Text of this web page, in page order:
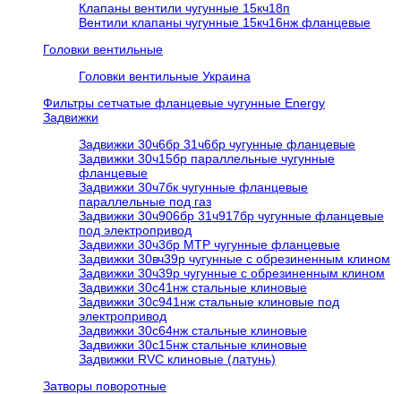
Клапаны вентили чугунные 15кч18п
Вентили клапаны чугунные 15кч16нж фланцевые
Головки вентильные
Головки вентильные Украина
Фильтры сетчатые фланцевые чугунные Energy
Задвижки
Задвижки 30ч6бр 31ч6бр чугунные фланцевые
Задвижки 30ч15бр параллельные чугунные
фланцевые
Задвижки 30ч7бк чугунные фланцевые
параллельные под газ
Задвижки 30ч906бр 31ч917бр чугунные фланцевые
под электропривод
Задвижки 30ч3бр МТР чугунные фланцевые
Задвижки 30вч39р чугунные с обрезиненным клином
Задвижки 30ч39р чугунные с обрезиненным клином
Задвижки 30с41нж стальные клиновые
Задвижки 30с941нж стальные клиновые под
электропривод
Задвижки 30с64нж стальные клиновые
Задвижки 30с15нж стальные клиновые
Задвижки RVC клиновые (латунь)
Затворы поворотные